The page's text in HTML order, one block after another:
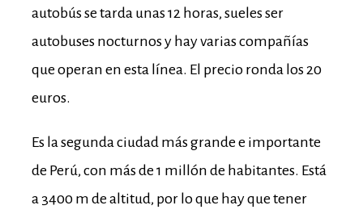
autobús se tarda unas 12 horas, sueles ser
autobuses nocturnos y hay varias compañías
que operan en esta línea. El precio ronda los 20
euros.
Es la segunda ciudad más grande e importante
de Perú, con más de 1 millón de habitantes. Está
a 3400 m de altitud, por lo que hay que tener